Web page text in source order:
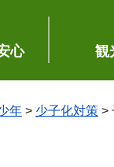
心 観
年 > 少子化対策 >